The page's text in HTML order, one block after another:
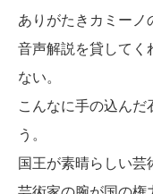
ありがたきカミーノ
音声解説を貸してく
ない。
こんなに手の込んだ
う。
国王が素晴らしい芸